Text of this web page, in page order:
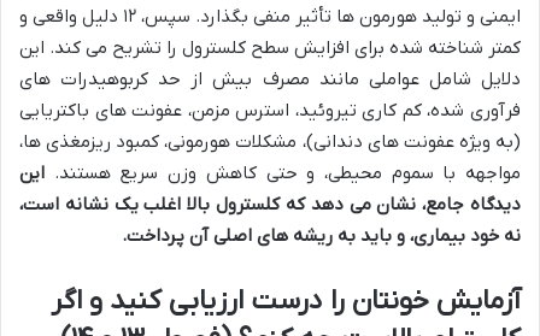
ایمنی و تولید هورمون ها تأثیر منفی بگذارد. سپس، ۱۲ دلیل واقعی و
کمتر شناخته شده برای افزایش سطح کلسترول را تشریح می کند. این
دلایل شامل عواملی مانند مصرف بیش از حد کربوهیدرات های
فرآوری شده، کم کاری تیروئید، استرس مزمن، عفونت های باکتریایی
(به ویژه عفونت های دندانی)، مشکلات هورمونی، کمبود ریزمغذی ها،
مواجهه با سموم محیطی، و حتی کاهش وزن سریع هستند. این
دیدگاه جامع، نشان می دهد که کلسترول بالا اغلب یک نشانه است،
نه خود بیماری، و باید به ریشه های اصلی آن پرداخت.
آزمایش خونتان را درست ارزیابی کنید و اگر